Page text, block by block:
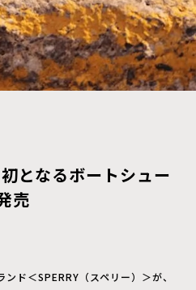
となるボートシュー
売
ド＜SPERRY（スペリー）＞が、